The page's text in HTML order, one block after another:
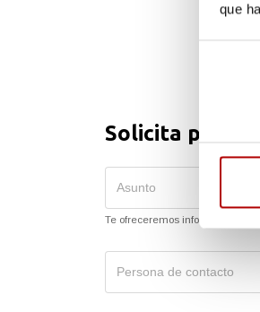
que
Solicita
Te ofreceremos información